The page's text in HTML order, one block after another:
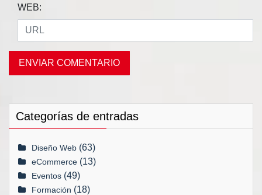
WEB:
Categorías de entradas
Diseño Web (63)
eCommerce (13)
Eventos (49)
Formación (18)